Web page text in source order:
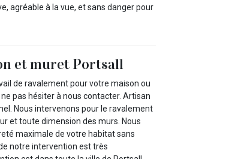
agréable à la vue, et sans danger pour
et muret Portsall
de ravalement pour votre maison ou
pas hésiter à nous contacter. Artisan
Nous intervenons pour le ravalement
et toute dimension des murs. Nous
maximale de votre habitat sans
notre intervention est très